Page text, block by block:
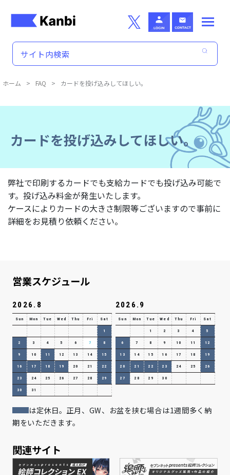
Skip to main content
ホーム > FAQ > カードを投げ込みしてほしい。
カードを投げ込みしてほしい。
弊社で印刷するカードでも支給カードでも投げ込み可能で
す。投げ込み料金が発生いたします。
ケースによりカードの大きさ制限等ございますので事前に
詳細をお見積り依頼ください。
営業スケジュール
2026.8
Sun Mon Tue Wed Thu Fri Sat
1
2 3 4 5 6 7 8
9 10 11 12 13 14 15
16 17 18 19 20 21 22
23 24 25 26 27 28 29
30 31
2026.9
Sun Mon Tue Wed Thu Fri Sat
1 2 3 4 5
6 7 8 9 10 11 12
13 14 15 16 17 18 19
20 21 22 23 24 25 26
27 28 29 30
は定休日。正月、GW、お盆を挟む場合は1週間多く納
期をいただきます。
関連サイト